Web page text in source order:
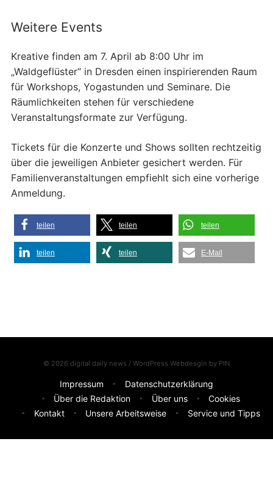
Weitere Events
Kreative finden am 7. April ab 8:00 Uhr im
„Waldgeflüster“ in Dresden einen inspirierenden Raum
für Workshops, Yogastunden und Seminare. Die
Räumlichkeiten stehen für verschiedene
Veranstaltungsformate zur Verfügung.
Tickets für die Konzerte und Shows sollten rechtzeitig
über die jeweiligen Anbieter gesichert werden. Für
Familienveranstaltungen empfiehlt sich eine vorherige
Anmeldung.
teilen teilen teilen
teilen teilen E-Mail
© 2026 digital daily news / WordPress Webdesgin by PIN
Impressum
Datenschutzerklärung
Über die Redaktion
Über uns
Cookies
Kontakt
Unsere Arbeitsweise Service und Tipps